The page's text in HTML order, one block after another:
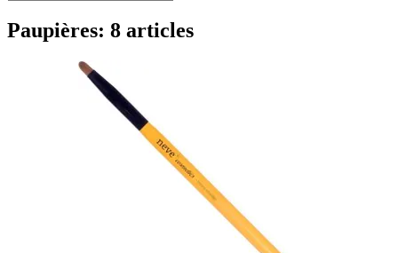
Paupières: 8 articles